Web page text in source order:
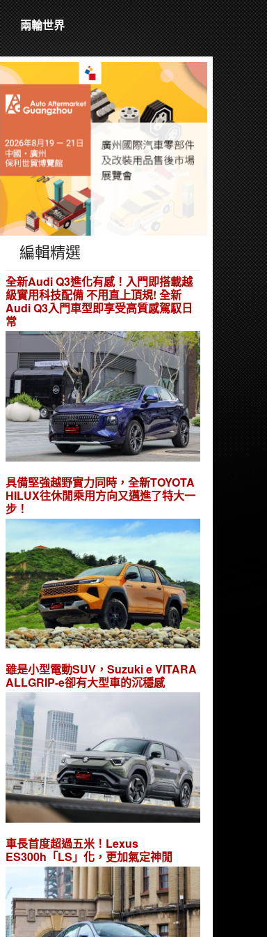
兩輪世界
編輯精選
全新Audi Q3進化有感！入門即搭載越
級實用科技配備 不用直上頂規! 全新
Audi Q3入門車型即享受高質感駕馭日
常
具備堅強越野實力同時，全新TOYOTA
HILUX往休閒乘用方向又邁進了特大一
步！
雖是小型電動SUV，Suzuki e VITARA
ALLGRIP-e卻有大型車的沉穩感
車長首度超過五米！Lexus
ES300h「LS」化，更加氣定神閒